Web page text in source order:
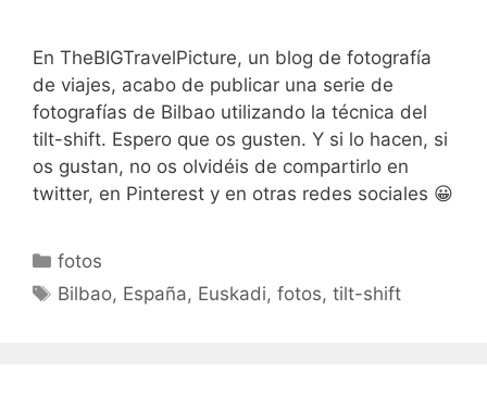
En TheBIGTravelPicture, un blog de fotografía
de viajes, acabo de publicar una serie de
fotografías de Bilbao utilizando la técnica del
tilt-shift. Espero que os gusten. Y si lo hacen, si
os gustan, no os olvidéis de compartirlo en
twitter, en Pinterest y en otras redes sociales 😀
Categorías
fotos
Etiquetas
Bilbao, España, Euskadi,fotos,tilt-shift